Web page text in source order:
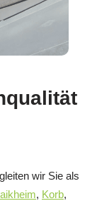
wir Sie als
, Korb,